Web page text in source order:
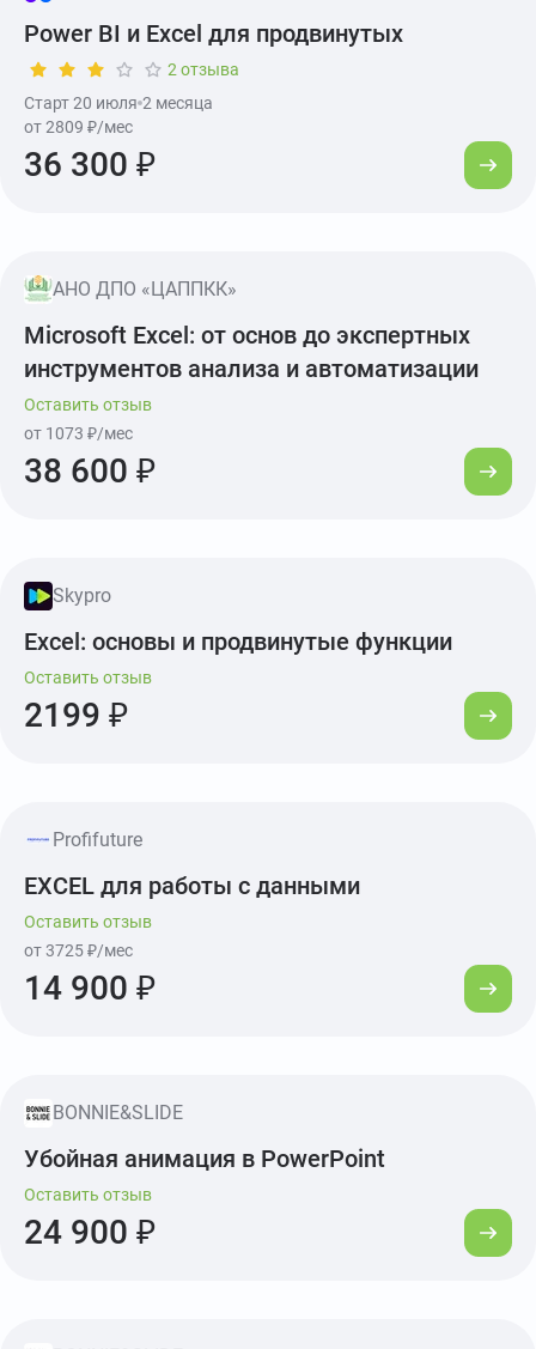
Power BI и Excel для продвинутых
2 отзыва
Старт 20 июля 2 месяца
от 2809 ₽/мес
36 300 ₽
АНО ДПО «ЦАППКК»
Microsoft Excel: от основ до экспертных
инструментов анализа и автоматизации
Оставить отзыв
от 1073 ₽/мес
38 600 ₽
Skypro
Excel: основы и продвинутые функции
Оставить отзыв
2199 ₽
Profifuture
EXCEL для работы с данными
Оставить отзыв
от 3725 ₽/мес
14 900 ₽
BONNIE&SLIDE
Убойная анимация в PowerPoint
Оставить отзыв
24 900 ₽